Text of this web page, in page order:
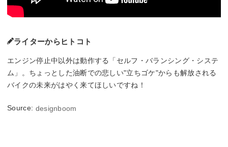
ライターからヒトコト
エンジン停止中以外は動作する「セルフ・バランシング・システ
ム」。ちょっとした油断での悲しい"立ちゴケ"からも解放される
バイクの未来がはやく来てほしいですね！
Source: designboom